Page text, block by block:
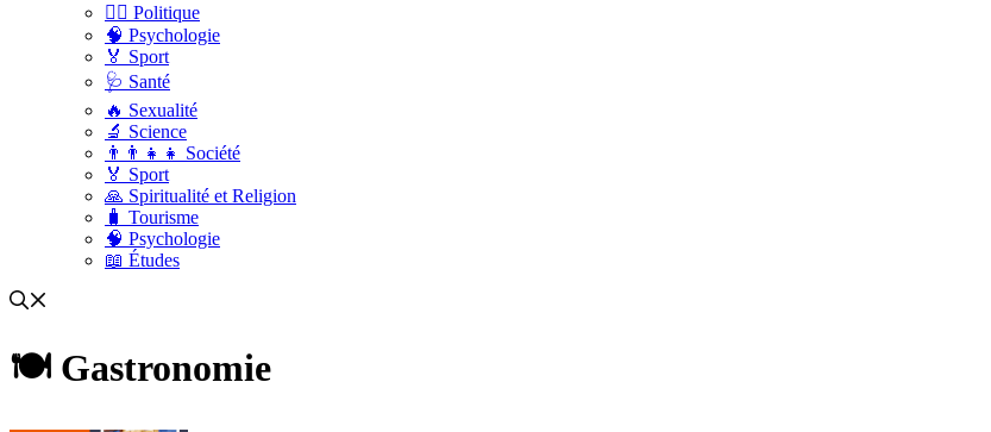
👨‍⚖️ Politique
🧠 Psychologie
🏅 Sport
🩺 Santé
🔥 Sexualité
🔬 Science
👨‍👨‍👧‍👧 Société
🏅 Sport
🙏 Spiritualité et Religion
🧳 Tourisme
🧠 Psychologie
📖 Études
🍽️ Gastronomie